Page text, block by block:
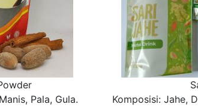
Pala, Gula.
Komposisi: Jahe,